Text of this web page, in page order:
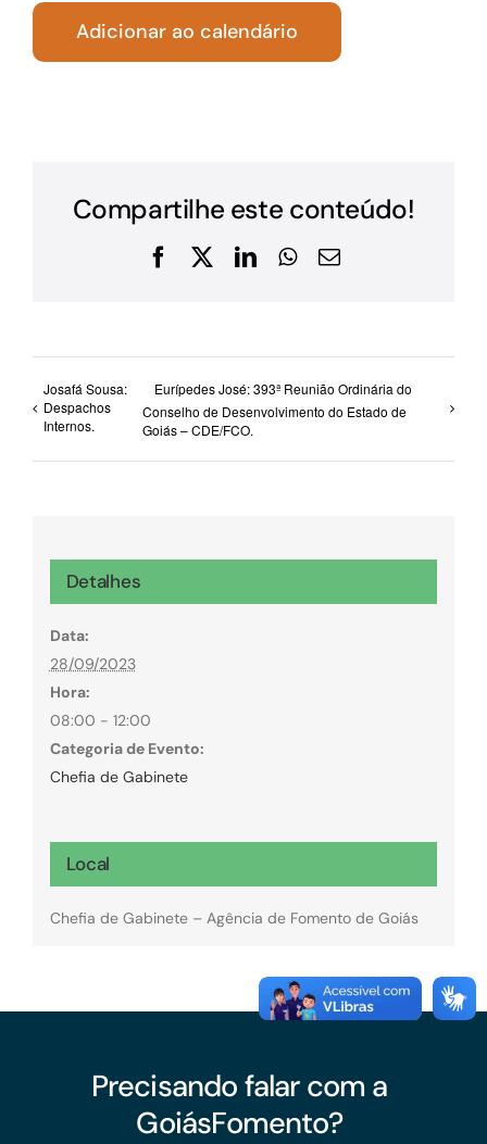
Adicionar ao calendário
Compartilhe este conteúdo!
Facebook
X LinkedInWhatsApp
E-
Josafá Sousa:
Despachos
Internos.
Eurípedes José: 393ª Reunião Ordinária do
Conselho de Desenvolvimento do Estado de
Goiás – CDE/FCO.
Detalhes
Data:
28/09/2023
Hora:
08:00 - 12:00
Categoria de Evento:
Chefia de Gabinete
Local
Chefia de Gabinete – Agência de Fomento de Goiás
Precisando falar com a
GoiásFomento?